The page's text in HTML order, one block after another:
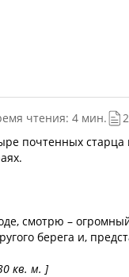
чтения: 4 мин.
почтенных
смотрю –
берега и,
кв. м. ]